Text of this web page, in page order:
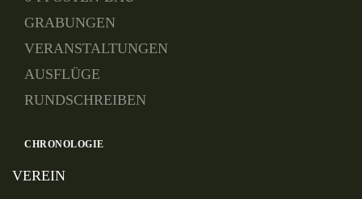
GRABUNGEN
VERANSTALTUNGEN
AUSFLÜGE
RUNDSCHREIBEN
CHRONOLOGIE
VEREIN